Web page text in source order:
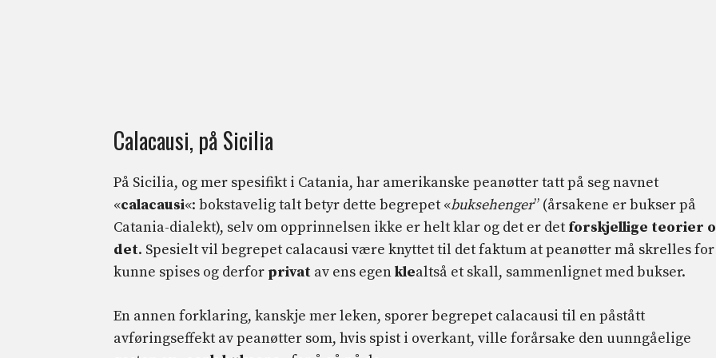
Calacausi, på Sicilia
På Sicilia, og mer spesifikt i Catania, har amerikanske peanøtter tatt på seg navnet
«calacausi«: bokstavelig talt betyr dette begrepet «buksehenger” (årsakene er bukser på
Catania-dialekt), selv om opprinnelsen ikke er helt klar og det er det forskjellige teorier
det. Spesielt vil begrepet calacausi være knyttet til det faktum at peanøtter må skrelles
kunne spises og derfor privat av ens egenklealtså et skall, sammenlignet med bukser.
En annen forklaring, kanskje mer leken, sporer begrepet calacausi til en påstått
avføringseffekt av peanøtter som, hvis spist i overkant, ville forårsake den uunngåelige